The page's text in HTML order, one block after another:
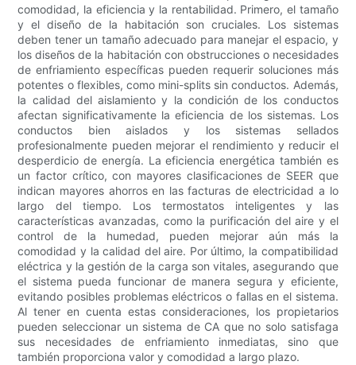
comodidad, la eficiencia y la rentabilidad. Primero, el tamaño
y el diseño de la habitación son cruciales. Los sistemas
deben tener un tamaño adecuado para manejar el espacio, y
los diseños de la habitación con obstrucciones o necesidades
de enfriamiento específicas pueden requerir soluciones más
potentes o flexibles, como mini-splits sin conductos. Además,
la calidad del aislamiento y la condición de los conductos
afectan significativamente la eficiencia de los sistemas. Los
conductos bien aislados y los sistemas sellados
profesionalmente pueden mejorar el rendimiento y reducir el
desperdicio de energía. La eficiencia energética también es
un factor crítico, con mayores clasificaciones de SEER que
indican mayores ahorros en las facturas de electricidad a lo
largo del tiempo. Los termostatos inteligentes y las
características avanzadas, como la purificación del aire y el
control de la humedad, pueden mejorar aún más la
comodidad y la calidad del aire. Por último, la compatibilidad
eléctrica y la gestión de la carga son vitales, asegurando que
el sistema pueda funcionar de manera segura y eficiente,
evitando posibles problemas eléctricos o fallas en el sistema.
Al tener en cuenta estas consideraciones, los propietarios
pueden seleccionar un sistema de CA que no solo satisfaga
sus necesidades de enfriamiento inmediatas, sino que
también proporciona valor y comodidad a largo plazo.